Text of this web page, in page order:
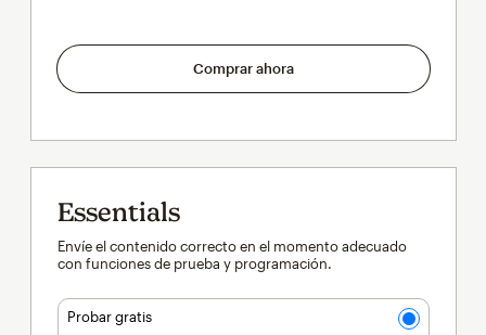
Comprar ahora
Essentials
Envíe el contenido correcto en el momento adecuado
con funciones de prueba y programación.
Probar gratis